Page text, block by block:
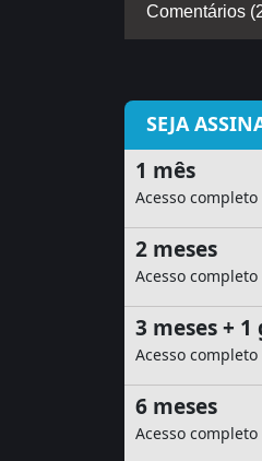
Comentários
SEJA
1 mês
Acesso completo
2 meses
Acesso completo
3 meses +
Acesso completo
6 meses
Acesso completo